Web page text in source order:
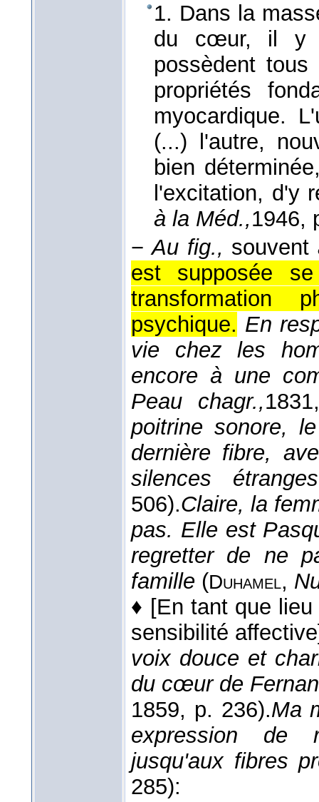
1. Dans la
du cœur, il y
possèdent
propriétés
myocardique.
(...) l'autre,
bien
l'excitation, d'y
à la Méd.,1946,
−Au fig., souvent
est supposée
transformation
psychique. En
vie chez les
encore à une
Peau chagr.,1831
poitrine sonore,
dernière fibre,
silences étranges
506).Claire, la
pas. Elle est
regretter de ne
famille (Duhamel,
♦ [En tant que
sensibilité
voix douce et
du cœur de
1859, p. 236).Ma
expression de
jusqu'aux fibres
285):